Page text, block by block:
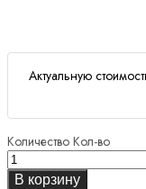
Актуальную
Количество Кол-во
В корзину